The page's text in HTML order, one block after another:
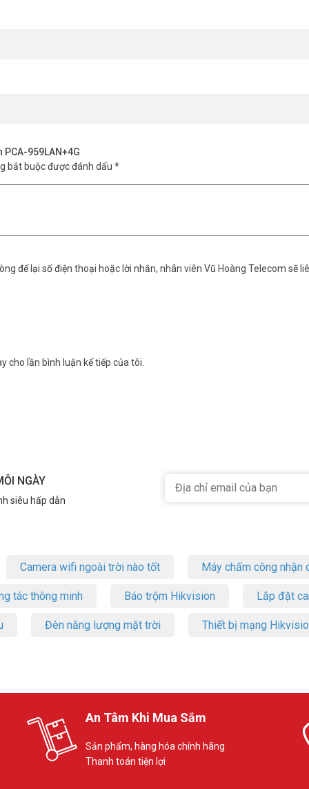
Picotech PCA-959GSM-4G/2024
lập trình 4*4. Có sẵn còi báo động trung tâm.
nhắn tin.
– 7Ah/7.5Ah mua thêm).
959LAN+4G
bắt buộc được đánh dấu *
để lại số điện thoại hoặc lời nhắn, nhân viên Vũ Hoàng Telecom sẽ
cho lần bình luận kế tiếp của tôi.
NGÀY
siêu hấp dẫn
Camera wifi ngoài trời nào tốt Máy chấm công nhận
tác thông minh Báo trộm Hikvision Lắp đặt
Đèn năng lượng mặt trời Thiết bị mạng
An Tâm Khi Mua Sắm
Sản phẩm, hàng hóa chính hãng
Thanh toán tiện lợi